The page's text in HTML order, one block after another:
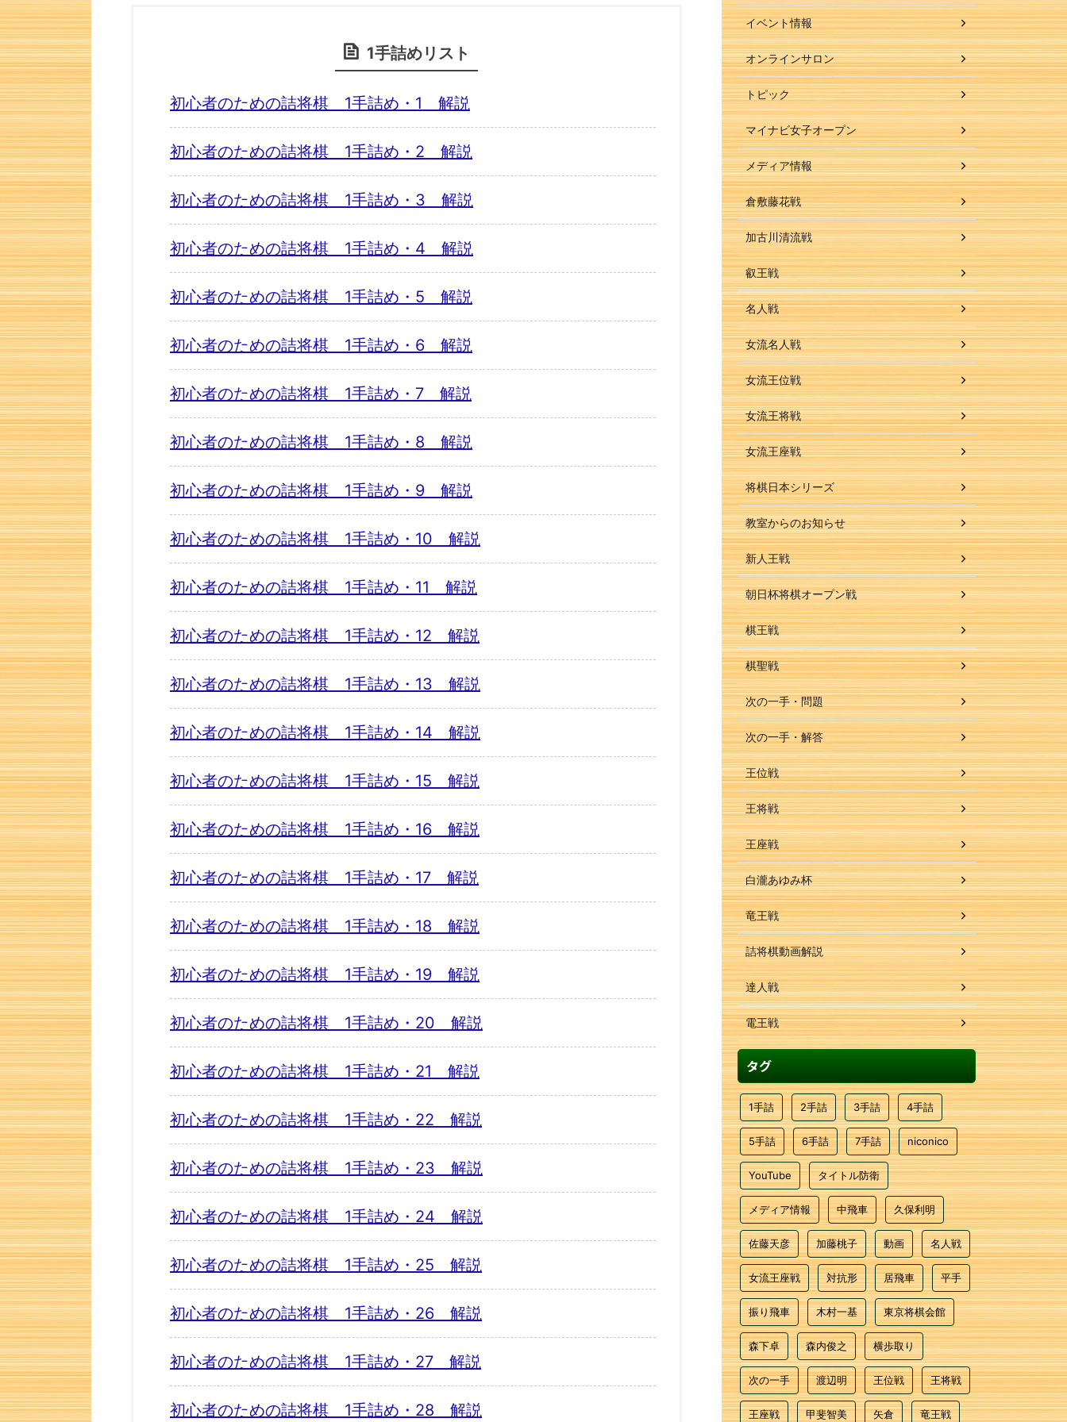
1手詰めリスト
初心者のための詰将棋 1手詰め・1 解説
初心者のための詰将棋 1手詰め・2 解説
初心者のための詰将棋 1手詰め・3 解説
初心者のための詰将棋 1手詰め・4 解説
初心者のための詰将棋 1手詰め・5 解説
初心者のための詰将棋 1手詰め・6 解説
初心者のための詰将棋 1手詰め・7 解説
初心者のための詰将棋 1手詰め・8 解説
初心者のための詰将棋 1手詰め・9 解説
初心者のための詰将棋 1手詰め・10 解説
初心者のための詰将棋 1手詰め・11 解説
初心者のための詰将棋 1手詰め・12 解説
初心者のための詰将棋 1手詰め・13 解説
初心者のための詰将棋 1手詰め・14 解説
初心者のための詰将棋 1手詰め・15 解説
初心者のための詰将棋 1手詰め・16 解説
初心者のための詰将棋 1手詰め・17 解説
初心者のための詰将棋 1手詰め・18 解説
初心者のための詰将棋 1手詰め・19 解説
初心者のための詰将棋 1手詰め・20 解説
初心者のための詰将棋 1手詰め・21 解説
初心者のための詰将棋 1手詰め・22 解説
初心者のための詰将棋 1手詰め・23 解説
初心者のための詰将棋 1手詰め・24 解説
初心者のための詰将棋 1手詰め・25 解説
初心者のための詰将棋 1手詰め・26 解説
初心者のための詰将棋 1手詰め・27 解説
初心者のための詰将棋 1手詰め・28 解説
イベント情報
オンラインサロン
トピック
マイナビ女子オープン
メディア情報
倉敷藤花戦
加古川清流戦
叡王戦
名人戦
女流名人戦
女流王位戦
女流王将戦
女流王座戦
将棋日本シリーズ
教室からのお知らせ
新人王戦
朝日杯将棋オープン戦
棋王戦
棋聖戦
次の一手・問題
次の一手・解答
王位戦
王将戦
王座戦
白瀧あゆみ杯
竜王戦
詰将棋動画解説
達人戦
電王戦
タグ
1手詰 2手詰 3手詰 4手詰
5手詰 6手詰 7手詰 niconico
YouTube タイトル防衛
メディア情報 中飛車 久保利明
佐藤天彦 加藤桃子 動画 名人戦
女流王座戦 対抗形 居飛車 平手
振り飛車 木村一基 東京将棋会館
森下卓 森内俊之 横歩取り
次の一手 渡辺明 王位戦 王将戦
王座戦 甲斐智美 矢倉 竜王戦